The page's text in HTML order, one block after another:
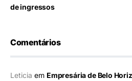
de ingressos
Comentários
Leticia em Empresária de Belo